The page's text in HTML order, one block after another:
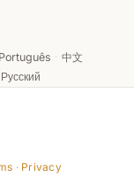
Português · 中文
Русский
· Privacy